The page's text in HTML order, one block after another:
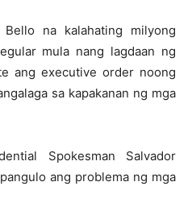
na kalahating milyong
mula nang lagdaan ng
ang executive order noong
sa kapakanan ng mga
Spokesman Salvador
ang problema ng mga